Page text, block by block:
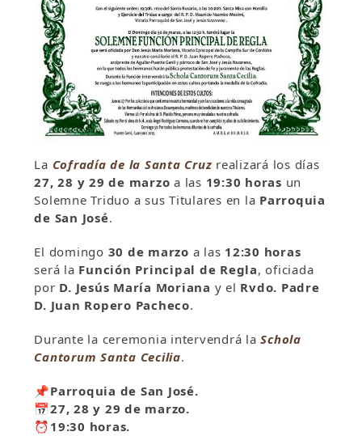
La Cofradía de la Santa Cruz realizará los días
27, 28 y 29 de marzo a las 19:30 horas un
Solemne Triduo a sus Titulares en la Parroquia
de San José.
El domingo 30 de marzo a las 12:30 horas
será la Función Principal de Regla, oficiada
por D. Jesús María Moriana y el Rvdo. Padre
D. Juan Ropero Pacheco.
Durante la ceremonia intervendrá laSchola
Cantorum Santa Cecilia.
📌Parroquia de San José.
📅27, 28 y 29 de marzo.
⏰19:30 horas.